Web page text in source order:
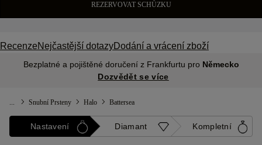
REZERVOVAT SCHŮZKU
RecenzeNejčastější dotazyDodání a vrácení zboží
Bezplatné a pojištěné doručení z Frankfurtu pro Německo
Dozvědět se více
... Snubní Prsteny Halo Battersea
Nastavení Diamant Kompletní